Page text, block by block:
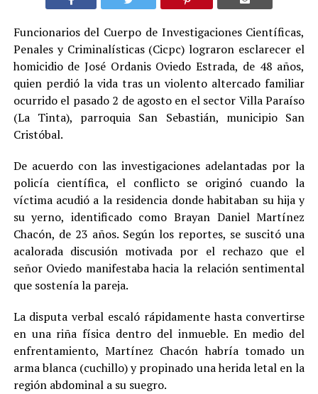
Funcionarios del Cuerpo de Investigaciones Científicas,
Penales y Criminalísticas (Cicpc) lograron esclarecer el
homicidio de José Ordanis Oviedo Estrada, de 48 años,
quien perdió la vida tras un violento altercado familiar
ocurrido el pasado 2 de agosto en el sector Villa Paraíso
(La Tinta), parroquia San Sebastián, municipio San
Cristóbal.
De acuerdo con las investigaciones adelantadas por la
policía científica, el conflicto se originó cuando la
víctima acudió a la residencia donde habitaban su hija y
su yerno, identificado como Brayan Daniel Martínez
Chacón, de 23 años. Según los reportes, se suscitó una
acalorada discusión motivada por el rechazo que el
señor Oviedo manifestaba hacia la relación sentimental
que sostenía la pareja.
La disputa verbal escaló rápidamente hasta convertirse
en una riña física dentro del inmueble. En medio del
enfrentamiento, Martínez Chacón habría tomado un
arma blanca (cuchillo) y propinado una herida letal en la
región abdominal a su suegro.